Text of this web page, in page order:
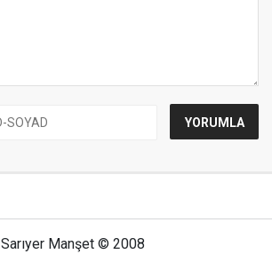
Sarıyer Manşet © 2008